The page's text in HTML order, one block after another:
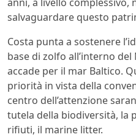
salvaguardare questo
Costa punta a sostenere
base di zolfo all’interno
accade per il mar Baltico.
priorità in vista della
centro dell’attenzione
tutela della biodiversità, la
rifiuti, il marine litter.